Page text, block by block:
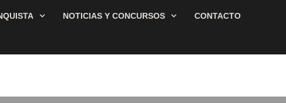
NOTICIAS Y CONCURSOS CONTACTO